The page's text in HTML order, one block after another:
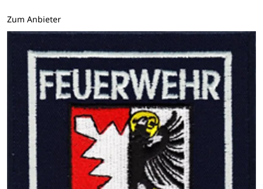
Zum Anbieter